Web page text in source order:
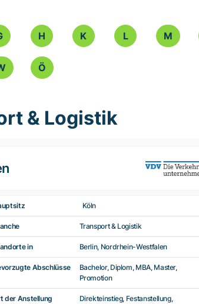
H K L M
Ö
& Logistik
Köln
Transport & Logistik
in Berlin, Nordrhein-Westfalen
Abschlüsse
Bachelor, Diplom, MBA, Master,
Promotion
der Anstellung
Direkteinstieg, Festanstellung,